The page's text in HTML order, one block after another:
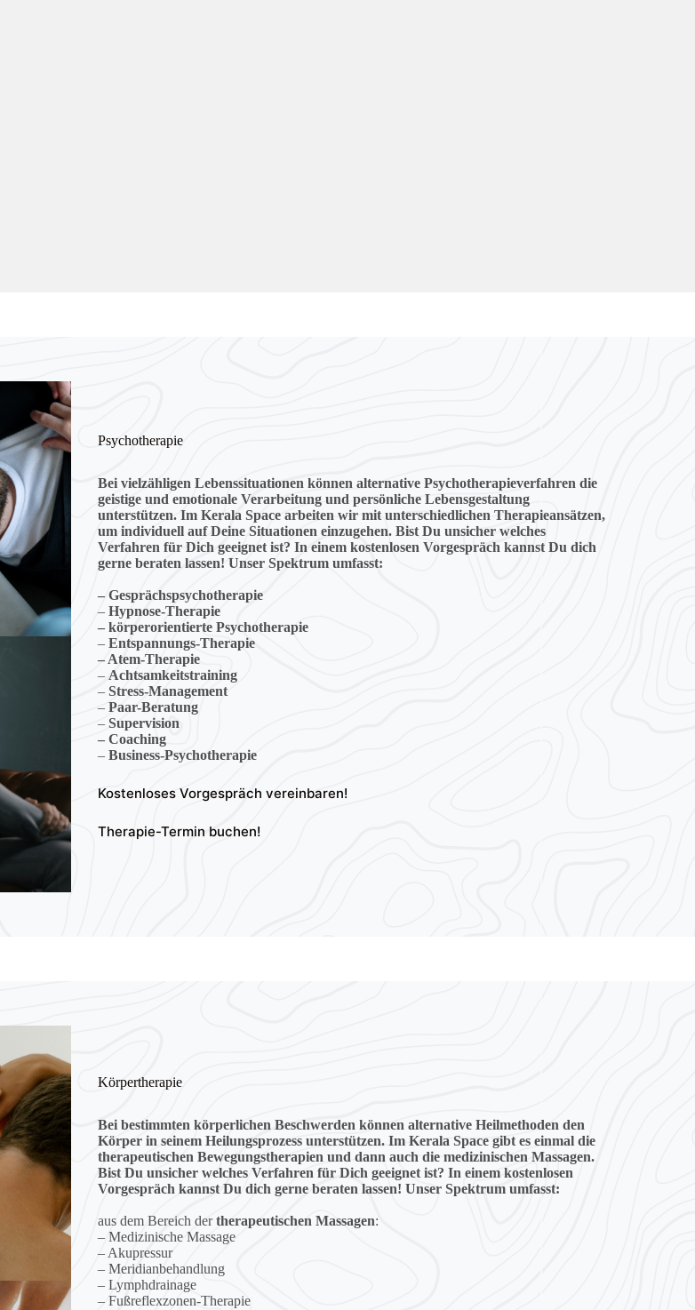
Psychotherapie
Bei vielzähligen Lebenssituationen können alternative Psychotherapieverfahren die
geistige und emotionale Verarbeitung und persönliche Lebensgestaltung
unterstützen. Im Kerala Space arbeiten wir mit unterschiedlichen Therapieansätzen,
um individuell auf Deine Situationen einzugehen. Bist Du unsicher welches
Verfahren für Dich geeignet ist? In einem kostenlosen Vorgespräch kannst Du dich
gerne beraten lassen! Unser Spektrum umfasst:
– Gesprächspsychotherapie
– Hypnose-Therapie
– körperorientierte Psychotherapie
– Entspannungs-Therapie
– Atem-Therapie
– Achtsamkeitstraining
– Stress-Management
– Paar-Beratung
– Supervision
– Coaching
– Business-Psychotherapie
Kostenloses Vorgespräch vereinbaren!
Therapie-Termin buchen!
Körpertherapie
Bei bestimmten körperlichen Beschwerden können alternative Heilmethoden den
Körper in seinem Heilungsprozess unterstützen. Im Kerala Space gibt es einmal die
therapeutischen Bewegungstherapien und dann auch die medizinischen Massagen.
Bist Du unsicher welches Verfahren für Dich geeignet ist? In einem kostenlosen
Vorgespräch kannst Du dich gerne beraten lassen! Unser Spektrum umfasst:
aus dem Bereich dertherapeutischen Massagen:
– Medizinische Massage
– Akupressur
– Meridianbehandlung
– Lymphdrainage
– Fußreflexzonen-Therapie